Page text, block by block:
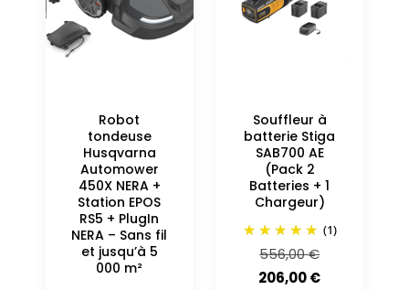
Robot
tondeuse
Husqvarna
Automower
450X NERA +
Station EPOS
RS5 + PlugIn
NERA – Sans fil
et jusqu’à 5
000 m²
Souffleur à
batterie Stiga
SAB700 AE
(Pack 2
Batteries + 1
Chargeur)
(1)
556,00€Le
prix
206,00€Le